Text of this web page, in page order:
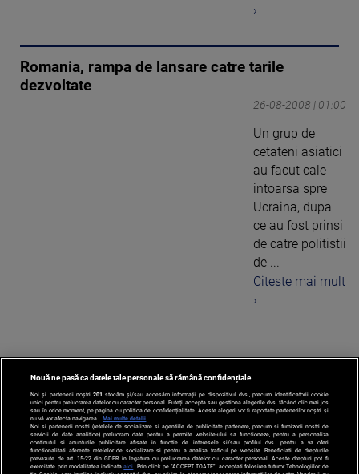
›
Romania, rampa de lansare catre tarile
dezvoltate
26-08-2008 | 01:00
Un grup de
cetateni asiatici
au facut cale
intoarsa spre
Ucraina, dupa
ce au fost prinsi
de catre politistii
de ...
Citeste mai mult
›
1
Nouă ne pasă ca datele tale personale să rămână confidențiale
Noi și partenerii noștri 201 stocăm și/sau accesăm informații pe dispozitivul dvs., precum identificatorii cookie
unici pentru prelucrarea datelor cu caracter personal. Puteți accepta sau gestiona alegerile dvs. făcând clic mai jos
sau în orice moment, pe pagina cu politica de confidențialitate. Aceste alegeri vor fi raportate partenerilor noștri și
nu vă vor afecta navigarea.
Mai multe detalii
Noi si partenerii nostri (retelele de socializare si agentiile de publicitate partenere, precum si furnizorii nostri de
servicii de date analitice) prelucram date pentru a permite website-ului sa functioneze, pentru a personaliza
continutul si anunturile publicitare afisate in functie de interesele si/sau profilul dvs., pentru a va oferi
functionalitati aferente retelelor de socializare si pentru a analiza traficul pe website. Beneficiati de drepturile
prevazute de art. 15-22 din GDPR in legatura cu prelucrarea datelor cu caracter personal. Aceste drepturi pot fi
exercitate prin modalitatea indicataaici . Prin click pe “ACCEPT TOATE”, acceptati folosirea tuturor Tehnologiilor de